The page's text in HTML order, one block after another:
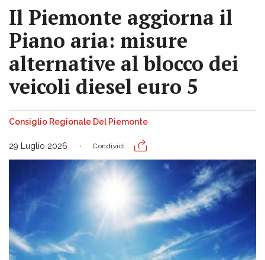
Il Piemonte aggiorna il
Piano aria: misure
alternative al blocco dei
veicoli diesel euro 5
Consiglio Regionale Del Piemonte
29 Luglio 2026 Condividi